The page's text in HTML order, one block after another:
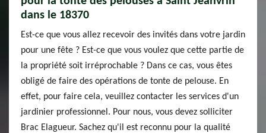
dans le 18370
Est-ce que vous allez recevoir des invités dans votre jardin
pour une fête ? Est-ce que vous voulez que cette partie de
la propriété soit irréprochable ? Dans ce cas, vous êtes
obligé de faire des opérations de tonte de pelouse. En
effet, pour faire cela, veuillez contacter les services d'un
jardinier professionnel. Pour nous, vous devez solliciter
Brac Elagueur. Sachez qu'il est reconnu pour la qualité